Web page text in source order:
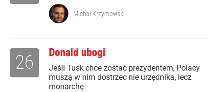
Michał Krzymowski
Donald ubogi
Jeśli Tusk chce zostać prezydentem, Polacy
muszą w nim dostrzec nie urzędnika, lecz
monarchę
26